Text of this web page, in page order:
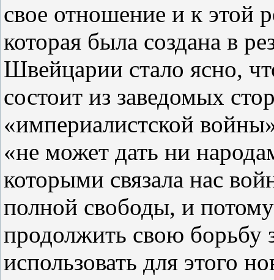
свое отношение и к этой
которая была создана в
Швейцарии стало ясно,
состоит из заведомых
«империалистской
«не может дать ни
которыми связала нас
полной свободы, и
продолжить свою борьбу
использовать для этого